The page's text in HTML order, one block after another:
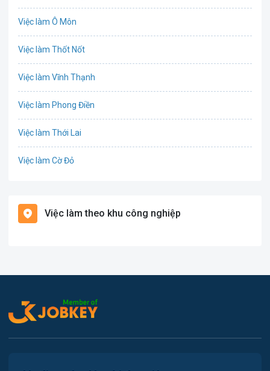
Văn Phòng
Lao Động Phổ Thông
Việc làm Ô Môn
Việc làm Thốt Nốt
Việc làm Vĩnh Thạnh
Việc làm Phong Điền
Việc làm Thới Lai
Việc làm Cờ Đỏ
Việc làm Cái Khế
Việc làm Thới An Đông
Việc làm theo khu công nghiệp